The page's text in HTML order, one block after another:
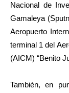
Nacional de
Gamaleya
Aeropuerto
terminal 1 del
(AICM) “Benito
También, en